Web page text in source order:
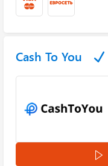
Cash To You